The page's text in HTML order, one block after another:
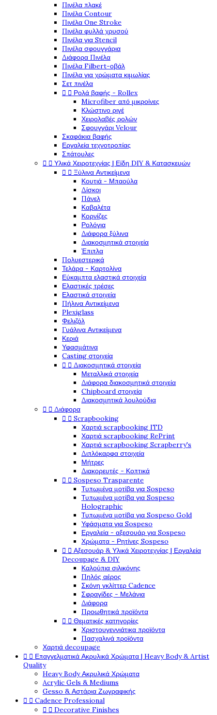
Πινέλα πλακέ
Πινέλα Contour
Πινέλα One Stroke
Πινέλα φυλλά χρυσού
Πινέλα για Stencil
Πινέλα σφουγγάρια
Διάφορα Πινέλα
Πινέλα Filbert-οβάλ
Πινέλα για χρώματα κιμωλίας
Σετ πινέλα
  Ρολά βαφής - Rollex
Microfiber από μικροίνες
Κλώστινο ριγέ
Χειρολαβές ρολών
Σφουγγάρι Velour
Σκαφάκια βαφής
Εργαλεία τεχνοτροπίας
Σπάτουλες
  Υλικά Χειροτεχνίας | Είδη DIY & Κατασκευών
  Ξύλινα Αντικείμενα
Κουτιά - Μπαούλα
Δίσκοι
Πάνελ
Καβαλέτα
Κορνίζες
Ρολόγια
Διάφορα ξύλινα
Διακοσμητικά στοιχεία
Έπιπλα
Πολυεστερικά
Τελάρα - Καρτολίνα
Εύκαμπτα ελαστικά στοιχεία
Ελαστικές τρέσες
Ελαστικά στοιχεία
Πήλινα Αντικείμενα
Plexiglass
Φελιζόλ
Γυάλινα Αντικείμενα
Κεριά
Υφασμάτινα
Casting στοιχεία
  Διακοσμητικά στοιχεία
Μεταλλικά στοιχεία
Διάφορα διακοσμητικά στοιχεία
Chipboard στοιχεία
Διακοσμητικά λουλούδια
  Διάφορα
  Scrapbooking
Χαρτιά scrapbooking ITD
Χαρτιά scrapbooking RePrint
Χαρτιά scrapbooking Scrapberry's
Διπλόκαρφα στοιχεία
Μήτρες
Διακορευτές - Κοπτικά
  Sospeso Trasparente
Τυπωμένα μοτίβα για Sospeso
Τυπωμένα μοτίβα για Sospeso
Holographic
Τυπωμένα μοτίβα για Sospeso Gold
Υφάσματα για Sospeso
Εργαλεία - αξεσουάρ για Sospeso
Χρώματα - Ρητίνες Sospeso
  Αξεσουάρ & Υλικά Χειροτεχνίας | Εργαλεία
Decoupage & DIY
Καλούπια σιλικόνης
Πηλός αέρος
Σκόνη γκλίττερ Cadence
Σφραγίδες - Μελάνια
Διάφορα
Προωθητικά προϊόντα
  Θεματικές κατηγορίες
Χριστουγεννιάτικα προϊόντα
Πασχαλινά προϊόντα
Χαρτιά decoupage
  Επαγγελματικά Ακρυλικά Χρώματα | Heavy Body & Artist
Quality
Heavy Body Ακρυλικά Χρώματα
Acrylic Gels & Mediums
Gesso & Αστάρια Ζωγραφικής
  Cadence Professional
  Decorative Finishes